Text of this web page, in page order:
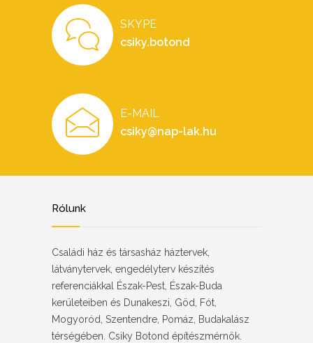
SKYPE
csiky.botond
E-MAIL
csiky@nap-lak.hu
Rólunk
Családi ház és társasház háztervek,
látványtervek, engedélyterv készítés
referenciákkal Észak-Pest, Észak-Buda
kerületeiben és Dunakeszi, Göd, Fót,
Mogyoród, Szentendre, Pomáz, Budakalász
térségében. Csiky Botond építészmérnök.